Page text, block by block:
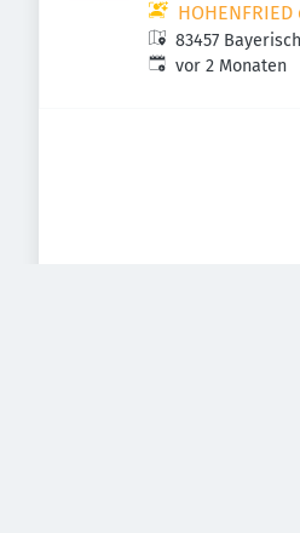
HOHENFRIED
83457
Veröffentlicht:
vor 2 Monaten